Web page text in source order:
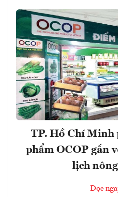
TP. Hồ Chí Minh
phẩm OCOP gắn
lịch
Đọc